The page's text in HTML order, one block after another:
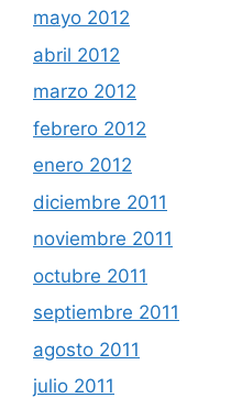
mayo 2012
abril 2012
marzo 2012
febrero 2012
enero 2012
diciembre 2011
noviembre 2011
octubre 2011
septiembre 2011
agosto 2011
julio 2011